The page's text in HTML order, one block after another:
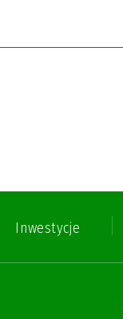
Inwestycje